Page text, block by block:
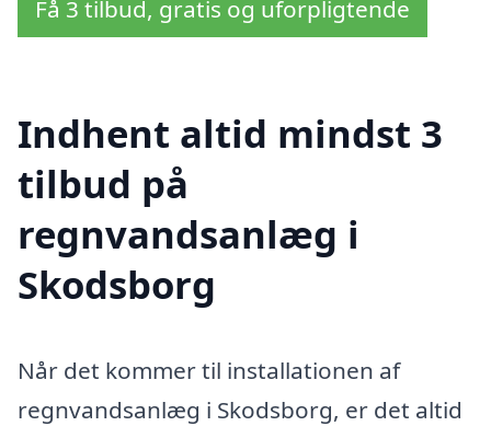
Få 3 tilbud, gratis og uforpligtende
Indhent altid mindst 3
tilbud på
regnvandsanlæg i
Skodsborg
Når det kommer til installationen af
regnvandsanlæg i Skodsborg, er det altid